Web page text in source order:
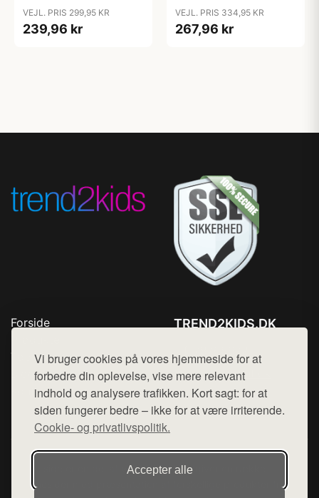
Vi bruger cookies på vores hjemmeside for at
forbedre din oplevelse, vise mere relevant
indhold og analysere trafikken. Kort sagt: for at
siden fungerer bedre – ikke for at være irriterende.
Cookie- og privatlivspolitik.
Accepter alle
- Ivory
VEJL. PRIS 299,95 KR
239,96 kr
270ml - Ivory
VEJL. PRIS 334,95 KR
267,96 kr
Forside
Top Rabatter
Blog
Kontakt
TREND2KIDS.DK
Mail: hej@want.dk
Cookie- og privatlivspolitik
Denne side er en del af want.dk, der udgiver en række
hjemmesider med præsentation af forskellige produkter fra